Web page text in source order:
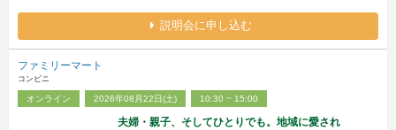
説明会に申し込む
ファミリーマート
コンビニ
オンライン 2026年08月22日(土) 10:30 ~ 15:00
夫婦・親子、そしてひとりでも。地域に愛され